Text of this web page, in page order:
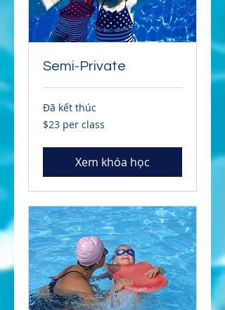
Semi-Private
Đã kết thúc
$23
per
$23 per class
Xem khóa học